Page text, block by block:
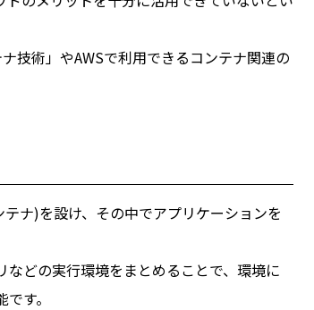
技術」やAWSで利用できるコンテナ関連の
ナ)を設け、その中でアプリケーションを
どの実行環境をまとめることで、環境に
す。